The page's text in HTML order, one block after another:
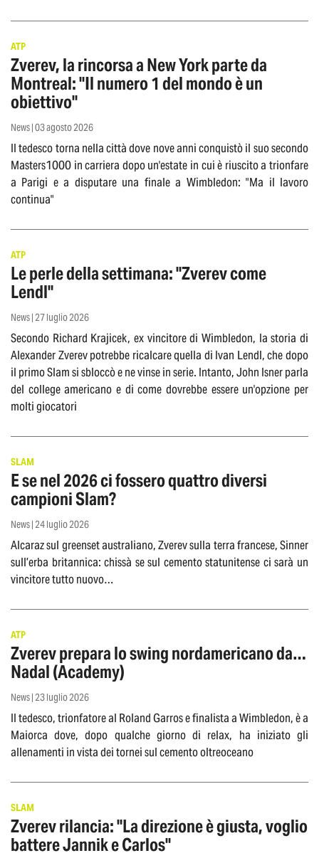
ATP
Zverev, la rincorsa a New York parte da
Montreal: "Il numero 1 del mondo è un
obiettivo"
News | 03 agosto 2026
Il tedesco torna nella città dove nove anni conquistò il suo secondo
Masters1000 in carriera dopo un'estate in cui è riuscito a trionfare
a Parigi e a disputare una finale a Wimbledon: "Ma il lavoro
continua"
ATP
Le perle della settimana: "Zverev come
Lendl"
News | 27 luglio 2026
Secondo Richard Krajicek, ex vincitore di Wimbledon, la storia di
Alexander Zverev potrebbe ricalcare quella di Ivan Lendl, che dopo
il primo Slam si sbloccò e ne vinse in serie. Intanto, John Isner parla
del college americano e di come dovrebbe essere un'opzione per
molti giocatori
SLAM
E se nel 2026 ci fossero quattro diversi
campioni Slam?
News | 24 luglio 2026
Alcaraz sul greenset australiano, Zverev sulla terra francese, Sinner
sull’erba britannica: chissà se sul cemento statunitense ci sarà un
vincitore tutto nuovo…
ATP
Zverev prepara lo swing nordamericano da…
Nadal (Academy)
News | 23 luglio 2026
Il tedesco, trionfatore al Roland Garros e finalista a Wimbledon, è a
Maiorca dove, dopo qualche giorno di relax, ha iniziato gli
allenamenti in vista dei tornei sul cemento oltreoceano
SLAM
Zverev rilancia: "La direzione è giusta, voglio
battere Jannik e Carlos"